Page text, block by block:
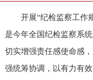
开展“纪检监察工作
是今年全国纪检监察系
切实增强责任感使命感
强统筹协调，以有力有